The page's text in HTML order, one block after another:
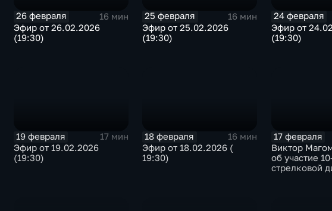
26 февраля
16 мин
Эфир от 26.02.2026
(19:30)
25 февраля
16 мин
Эфир от 25.02.2026
(19:30)
24 февраля
Эфир от
(19:30)
19 февраля
17 мин
Эфир от 19.02.2026
(19:30)
18 февраля
16 мин
Эфир от 18.02.2026 (
19:30)
17 февраля
Виктор
об участие
стрелковой